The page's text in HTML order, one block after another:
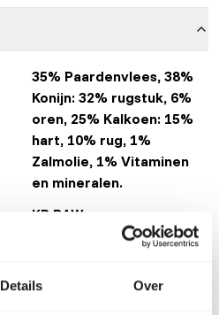
Details Over
35% Paardenvlees, 38%
Konijn: 32% rugstuk, 6%
oren, 25% Kalkoen: 15%
hart, 10% rug, 1%
Zalmolie, 1% Vitaminen
en mineralen.
KB RAW
8717568360423